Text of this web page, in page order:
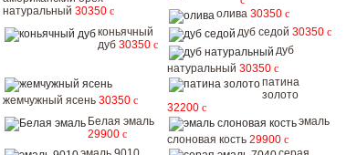
натуральный 30350 c
олива 30350 c
коньячный
дуб 30350 c
дуб седой 30350 c
дуб
натуральный 30350 c
жемчужный ясень 30350 c
патина
золото
32200 c
Белая эмаль
29900 c
эмаль
слоновая кость 29900 c